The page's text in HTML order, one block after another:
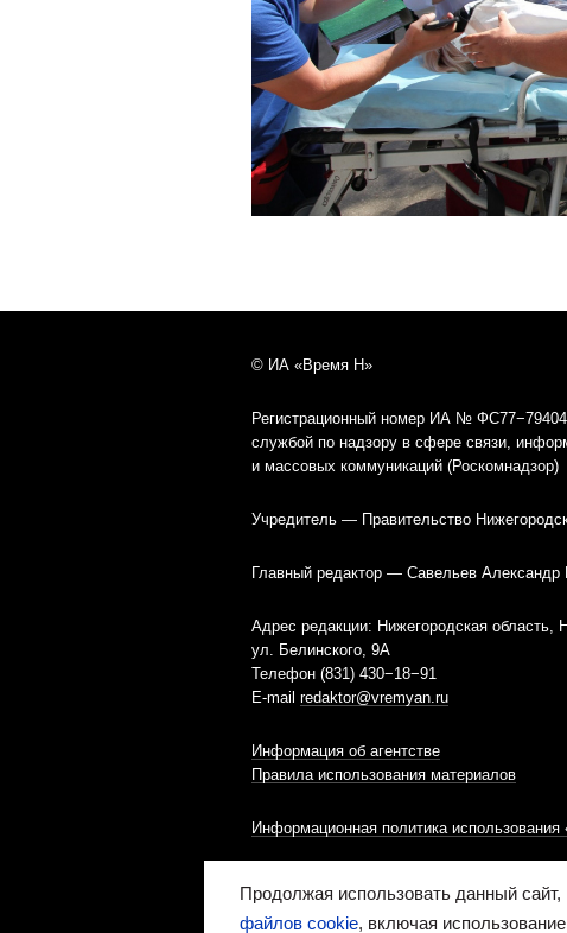
© ИА «Время Н»
Регистрационный номер ИА №
службой по надзору в сфере связи,
и массовых коммуникаций (Роскомнадзор)
Учредитель — Правительство
Главный редактор — Савельев Александр
Адрес редакции: Нижегородская область,
ул. Белинского, 9А
Телефон (831) 430−18−91
E-mail redaktor@vremyan.ru
Информация об агентстве
Правила использования материалов
Информационная политика
Продолжая использовать данный
файлов cookie, включая